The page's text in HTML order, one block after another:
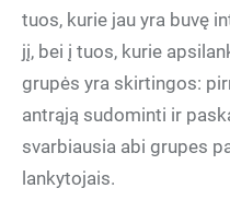
tuos, kurie jau yra buvę
jį, bei į tuos, kurie
grupės yra skirtingos:
antrąją sudominti ir
svarbiausia abi grupes
lankytojais.